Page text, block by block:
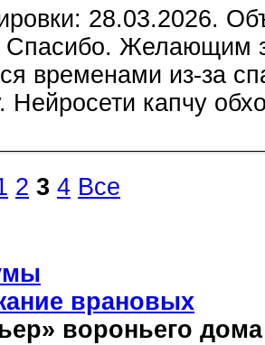
28.03.2026.
Спасибо. Желающим
временами из-за
Нейросети капчу
2 3 4 Все
врановых
вороньего дома